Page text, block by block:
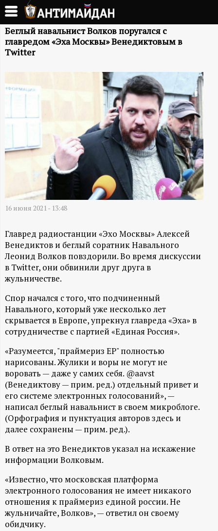
Перейти
основному
содержанию
А
Н
Т
И
М
А
Д
Н
-
и
н
ф
о
р
м
а
ц
и
о
н
Беглый навальнист Волков поругался с
главредом «Эха Москвы» Венедиктовым в
Twitter
16 июня 2021 - 13:48
Главред радиостанции «Эхо Москвы» Алексей
Венедиктов и беглый соратник Навального
Леонид Волков повздорили. Во время дискуссии
в Twitter, они обвинили друг друга в
жульничестве.
Спор начался с того, что подчиненный
Навального, который уже несколько лет
скрывается в Европе, упрекнул главреда «Эха» в
сотрудничестве с партией «Единая Россия».
«Разумеется, "праймериз ЕР" полностью
нарисованы. Жулики и воры не могут не
воровать — даже у самих себя. @aavst
(Венедиктову — прим. ред.) отдельный привет и
его системе электронных голосований», —
написал беглый навальнист в своем микроблоге.
(Орфография и пунктуация авторов здесь и
далее сохранены — прим. ред.).
В ответ на это Венедиктов указал на искажение
информации Волковым.
«Известно, что московская платформа
электронного голосования не имеет никакого
отношения к праймериз единой россии. Не
жульничайте, Волков», — ответил он своему
обидчику.